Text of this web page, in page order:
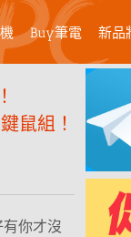
Buy筆電 新品
鼠組！
有你才沒